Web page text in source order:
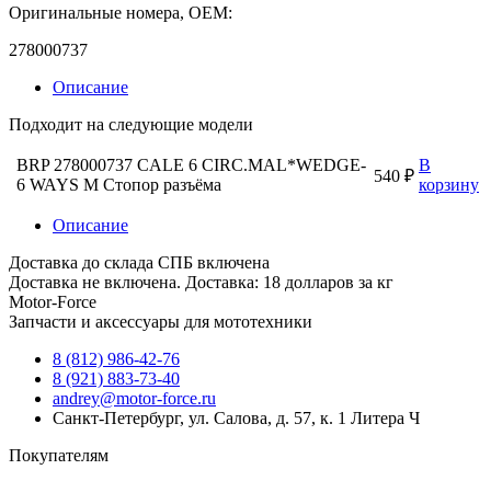
Оригинальные номера, OEM:
278000737
Описание
Подходит на следующие модели
BRP 278000737 CALE 6 CIRC.MAL*WEDGE-
6 WAYS M Стопор разъёма
540 ₽
В
корзину
Описание
Доставка до склада СПБ включена
Доставка не включена. Доставка: 18 долларов за кг
Motor-Force
Запчасти и аксессуары для мототехники
8 (812) 986-42-76
8 (921) 883-73-40
andrey@motor-force.ru
Санкт-Петербург, ул. Салова, д. 57, к. 1 Литера Ч
Покупателям